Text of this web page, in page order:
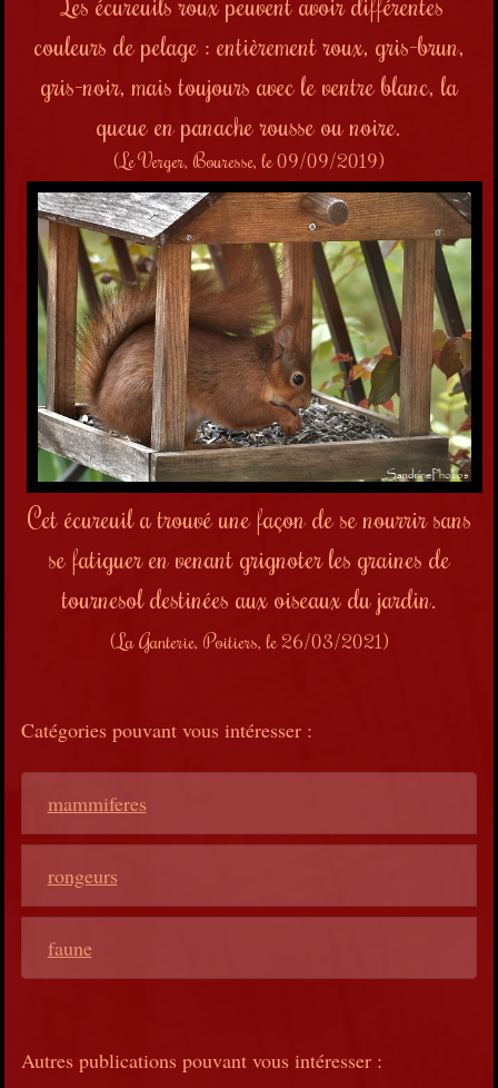
couleurs de pelage : entièrement roux, gris-brun,
gris-noir, mais toujours avec le ventre blanc, la
queue en panache rousse ou noire.
(Le Verger, Bouresse, le 09/09/2019)
Cet écureuil a trouvé une façon de se nourrir sans
se fatiguer en venant grignoter les graines de
tournesol destinées aux oiseaux du jardin.
(La Ganterie, Poitiers, le 26/03/2021)
Catégories pouvant vous intéresser :
mammiferes
rongeurs
faune
Autres publications pouvant vous intéresser :